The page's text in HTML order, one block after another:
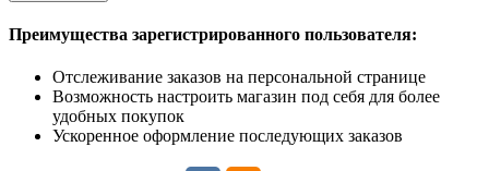
Преимущества зарегистрированного пользователя:
Отслеживание заказов на персональной странице
Возможность настроить магазин под себя для более
удобных покупок
Ускоренное оформление последующих заказов